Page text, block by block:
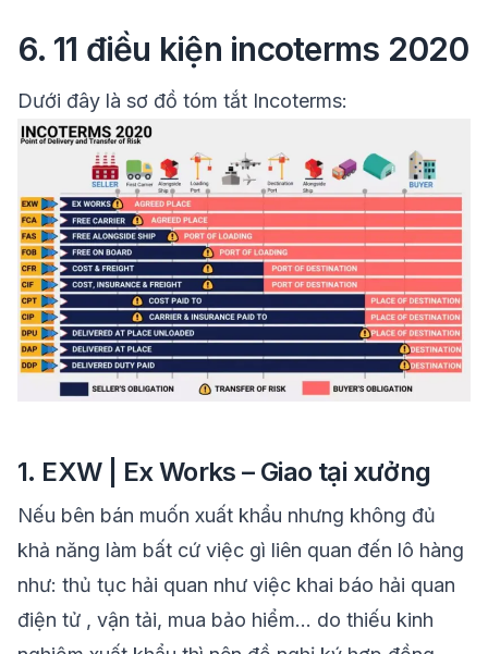
6. 11 điều kiện incoterms 2020
Dưới đây là sơ đồ tóm tắt Incoterms:
1. EXW | Ex Works – Giao tại xưởng
Nếu bên bán muốn xuất khẩu nhưng không đủ
khả năng làm bất cứ việc gì liên quan đến lô hàng
như: thủ tục hải quan như việc khai báo hải quan
điện tử , vận tải, mua bảo hiểm… do thiếu kinh